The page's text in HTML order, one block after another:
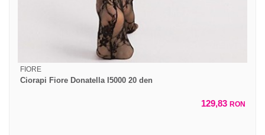
FIORE
Ciorapi Fiore Donatella I5000 20 den
129,83 RON